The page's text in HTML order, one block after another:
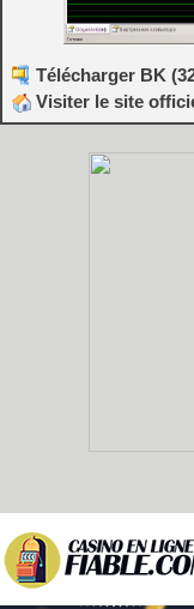
Télécharger BK
Visiter le site